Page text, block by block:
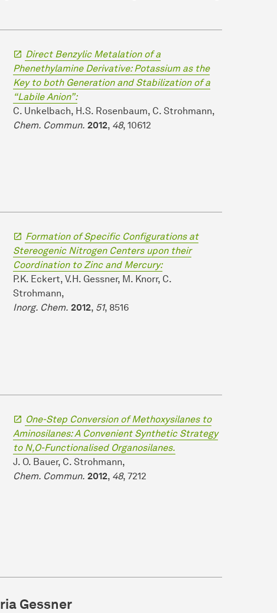
Direct Benzylic Metalation of a
Phenethylamine Derivative: Potassium as the
Key to both Generation and Stabilization of a
“Labile Anion”:
C. Unkelbach, H.S. Rosenbaum, C. Strohmann,
Chem. Commun. 2012, 48, 10612
Formation of Specific Configurations at
Stereogenic Nitrogen Centers upon their
Coordination to Zinc and Mercury:
P.K. Eckert, V.H. Gessner, M. Knorr, C.
Strohmann,
Inorg. Chem. 2012, 51, 8516
One-Step Conversion of Methoxysilanes to
Aminosilanes: A Convenient Synthetic Strategy
to N,O-Functionalised Organosilanes.
J. O. Bauer, C. Strohmann,
Chem. Commun. 2012, 48, 7212
Gessner